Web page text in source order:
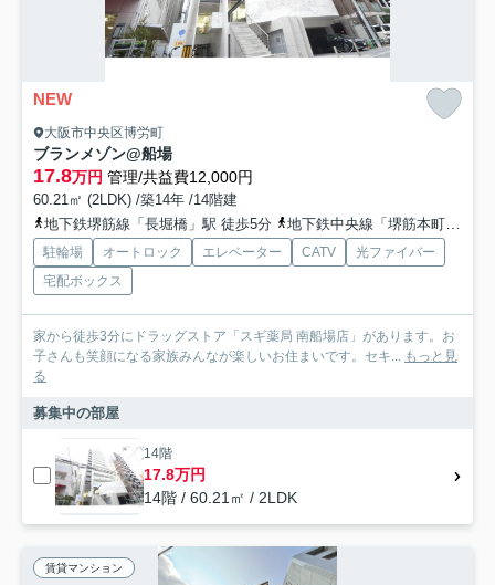
NEW
大阪市中央区博労町
ブランメゾン@船場
17.8万円 管理/共益費12,000円
60.21㎡ (2LDK) /築14年 /14階建
地下鉄堺筋線「長堀橋」駅 徒歩5分
地下鉄中央線「堺筋本町」駅 徒歩6分
駐輪場 オートロック エレベーター CATV
光ファイバー
宅配ボックス
家から徒歩3分にドラッグストア「スギ薬局 南船場店」があります。お
子さんも笑顔になる家族みんなが楽しいお住まいです。セキ...
もっと見
る
募集中の部屋
14階
17.8万円
14階 / 60.21㎡ / 2LDK
賃貸マンション